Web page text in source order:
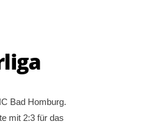
Bad Homburg.
mit 2:3 für das